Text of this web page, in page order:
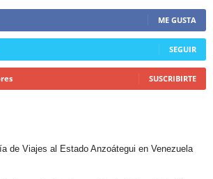
ME GUSTA
SEGUIR
SUSCRIBIRTE
de Viajes al Estado Anzoátegui en Venezuela